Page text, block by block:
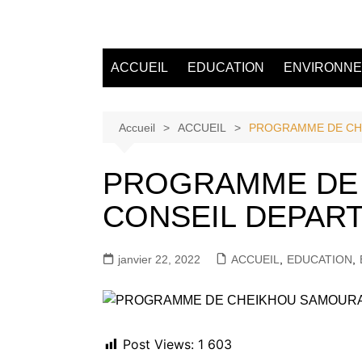
ACCUEIL EDUCATION
Accueil ACCUEIL PROGRAMME DE
PROGRAMME
CONSEIL
janvier 22, 2022 ACCUEIL EDUCATION
Post Views: 1 603